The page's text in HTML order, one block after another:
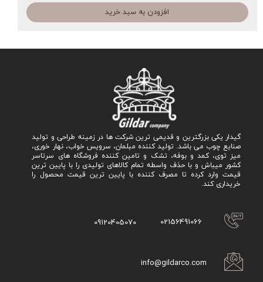
افزودن به سبد خرید
گیدار یکی بزرگترین و قدیمی ترین شرکت ها در زمینه طراحی و تولید
صنایع چوب می باشد. تولید کننده مبلمان، سرویس خواب، نهار خوری،
میز توی، کمد و بوفه، تشک و تامین کننده فروشگاه های سرتاسر
کشور میباش و با حذف واسطه تمام کالاهای تولیدی را با پایین ترین
قیمت وارد کرده تا مصرف کننده با پایین ترین قیمت محصول را
خریداری کند.
02156491066
09120405070
info@gildarco.com